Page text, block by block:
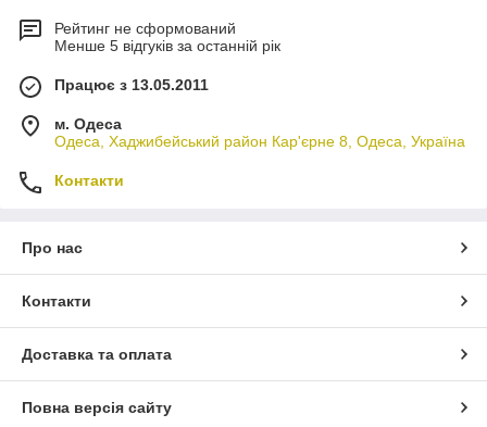
Рейтинг не сформований
Менше 5 відгуків за останній рік
Працює з 13.05.2011
м. Одеса
Одеса, Хаджибейський район Кар'єрне 8, Одеса, Україна
Контакти
Про нас
Контакти
Доставка та оплата
Повна версія сайту